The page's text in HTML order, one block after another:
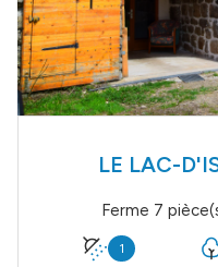
LE LAC-
1